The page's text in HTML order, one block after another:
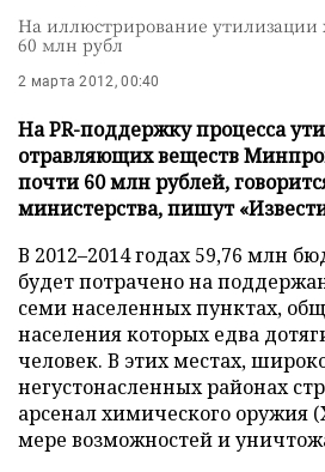
На иллюстрирование
60 млн рубл
2 марта 2012, 00:40
На PR-поддержку процесса
отравляющих веществ
почти 60 млн рублей,
министерства, пишут
В 2012–2014 годах 59,76 млн
будет потрачено на
семи населенных пунктах,
населения которых едва
человек. В этих местах,
негустонасленных районах
арсенал химического оружия
мере возможностей и